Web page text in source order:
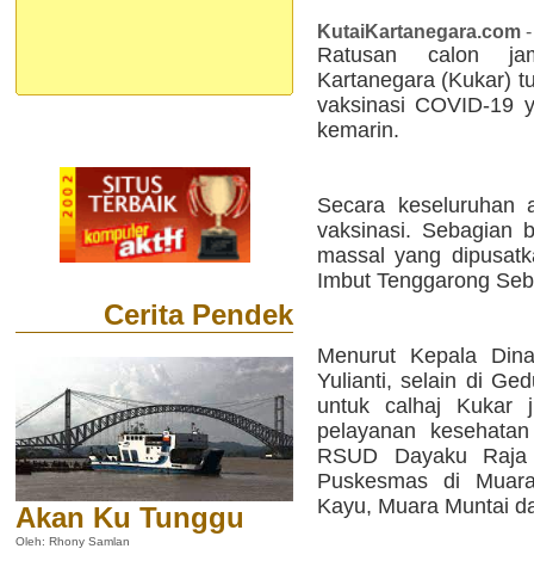
Cerita Pendek
Akan Ku Tunggu
Oleh: Rhony Samlan
KutaiKartanegara.com
Ratusan calon
Kartanegara (Kukar)
vaksinasi COVID-19
kemarin.
Secara
vaksinasi. Sebagian
massal yang
Imbut Tenggarong
Menurut Kepala
Yulianti, selain di
untuk calhaj Kukar
pelayanan
RSUD Dayaku
Puskesmas di
Kayu, Muara Muntai